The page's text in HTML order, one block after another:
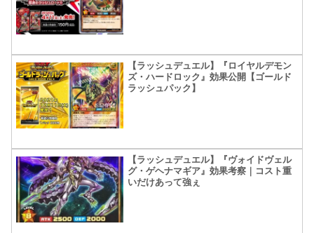
【ラッシュデュエル】『ロイヤルデモン
ズ・ハードロック』効果公開【ゴールド
ラッシュパック】
【ラッシュデュエル】『ヴォイドヴェル
グ・ゲヘナマギア』効果考察｜コスト重
いだけあって強ぇ